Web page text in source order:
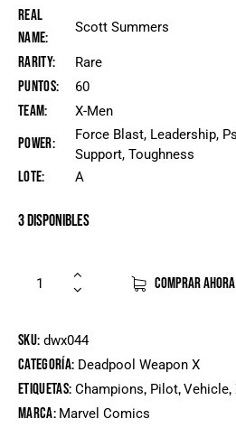
Real
Name
Scott Summers
Rarity Rare
Puntos 60
Team X-Men
Power
Force Blast, Leadership,
Support, Toughness
Lote A
3 disponibles
COMPRAR AHORA
SKU: dwx044
Categoría: Deadpool Weapon X
Etiquetas: Champions, Pilot,Vehicle,
Marca: Marvel Comics